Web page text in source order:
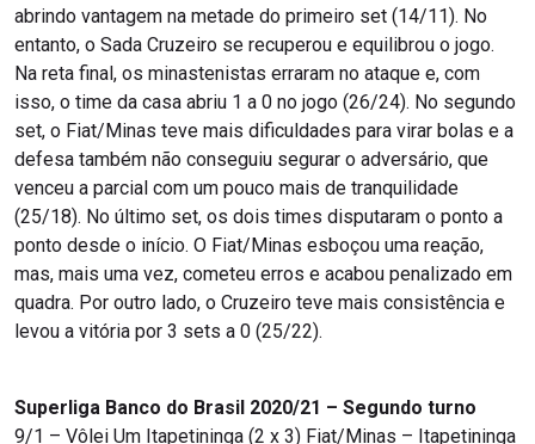
abrindo vantagem na metade do primeiro set (14/11). No
entanto, o Sada Cruzeiro se recuperou e equilibrou o jogo.
Na reta final, os minastenistas erraram no ataque e, com
isso, o time da casa abriu 1 a 0 no jogo (26/24). No segundo
set, o Fiat/Minas teve mais dificuldades para virar bolas e a
defesa também não conseguiu segurar o adversário, que
venceu a parcial com um pouco mais de tranquilidade
(25/18). No último set, os dois times disputaram o ponto a
ponto desde o início. O Fiat/Minas esboçou uma reação,
mas, mais uma vez, cometeu erros e acabou penalizado em
quadra. Por outro lado, o Cruzeiro teve mais consistência e
levou a vitória por 3 sets a 0 (25/22).
Superliga Banco do Brasil 2020/21 – Segundo turno
9/1 – Vôlei Um Itapetininga (2 x 3) Fiat/Minas – Itapetininga